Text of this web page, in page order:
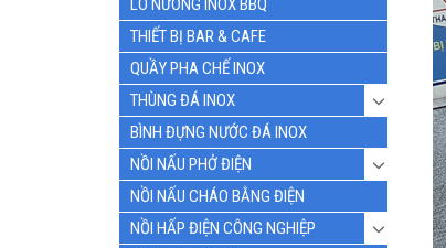
LÒ NƯỚNG INOX BBQ
THIẾT BỊ BAR & CAFE
QUẦY PHA CHẾ INOX
THÙNG ĐÁ INOX
BÌNH ĐỰNG NƯỚC ĐÁ INOX
NỒI NẤU PHỞ ĐIỆN
NỒI NẤU CHÁO BẰNG ĐIỆN
NỒI HẤP ĐIỆN CÔNG NGHIỆP